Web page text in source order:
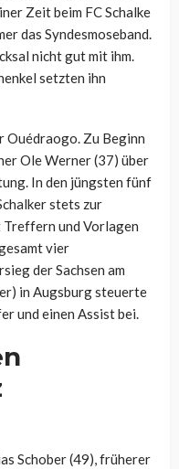
Zeit beim FC Schalke
das Syndesmoseband.
nicht gut mit ihm.
setzten ihn
Ouédraogo. Zu Beginn
Ole Werner (37) über
In den jüngsten fünf
stets zur
und Vorlagen
vier
der Sachsen am
in Augsburg steuerte
und einen Assist bei.
Schober (49), früherer